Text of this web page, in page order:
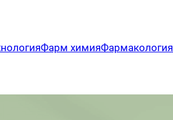
Фарм химияФармакология